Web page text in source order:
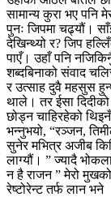
सामान्य कुरा भए पनि
पुनः जिपमा चढ्यौं।
देखिन्थ्यो र? जिप
पाएँ। उहाँ पनि
शब्दबिनाको संवाद
र उत्साह दुवै महसुस
थाले। तर ईसा
छोड्न चाहिरहेको
भन्नुभयो, “रञ्जन,
सुनेर मभित्र अजीब
लाग्यौं। ” ज्यादै
न है राजन ” मेरो
रेष्टोरेन्ट तर्फ लान भने